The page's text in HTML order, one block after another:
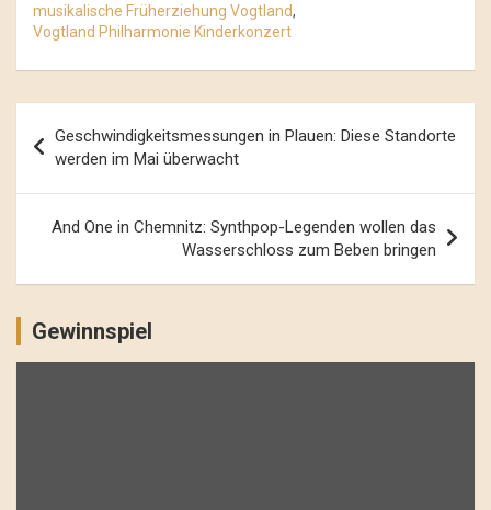
musikalische Früherziehung Vogtland,
Vogtland Philharmonie Kinderkonzert
Navigation
Geschwindigkeitsmessungen in Plauen: Diese Standorte
werden im Mai überwacht
And One in Chemnitz: Synthpop-Legenden wollen das
Wasserschloss zum Beben bringen
Gewinnspiel